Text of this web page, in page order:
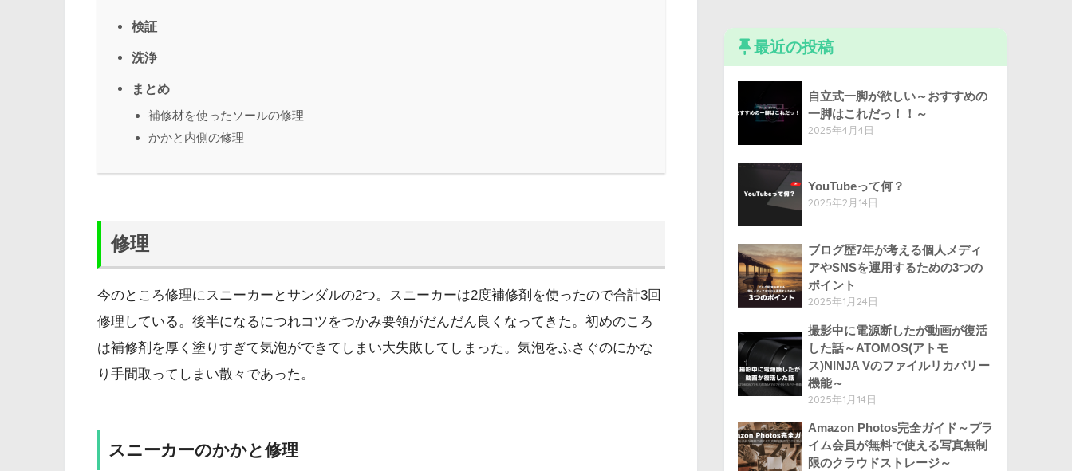
検証
洗浄
まとめ
補修材を使ったソールの修理
かかと内側の修理
修理
今のところ修理にスニーカーとサンダルの2つ。スニーカーは2度補修剤を使ったので合計3回
修理している。後半になるにつれコツをつかみ要領がだんだん良くなってきた。初めのころ
は補修剤を厚く塗りすぎて気泡ができてしまい大失敗してしまった。気泡をふさぐのにかな
り手間取ってしまい散々であった。
スニーカーのかかと修理
最近の投稿
自立式一脚が欲しい～おすすめの
一脚はこれだっ！！～
2025年4月4日
YouTubeって何？
2025年2月14日
ブログ歴7年が考える個人メディ
アやSNSを運用するための3つの
ポイント
2025年1月24日
撮影中に電源断したが動画が復活
した話～ATOMOS(アトモ
ス)NINJA Vのファイルリカバリー
機能～
2025年1月14日
Amazon Photos完全ガイド～プラ
イム会員が無料で使える写真無制
限のクラウドストレージ～